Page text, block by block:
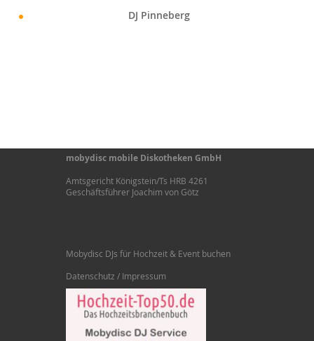
DJ Pinneberg
mobydisc mobile Diskotheken GmbH
Amtsgericht Königstein/Ts HRB 4261
Geschäftsführer Joachim von Götz
Mobydisc DJs für Hochzeit & Event buchen
Datenschutz / Impressum